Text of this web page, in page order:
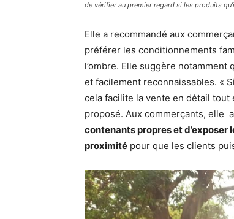
de vérifier au premier regard si les produits
Elle a recommandé aux
préférer les conditionnements
l’ombre. Elle suggère
et facilement reconnaissables. «
cela facilite la vente en détail tout
proposé. Aux commerçants, elle
contenants propreset d’exposer
proximité pour que les clients